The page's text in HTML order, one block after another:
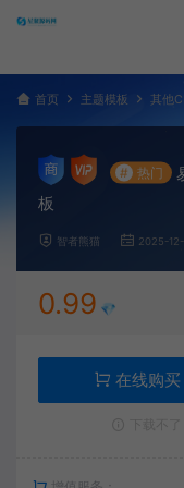
首页 主题模板 其他
# 热门
板
智者熊猫 2025-
0.99 💎
在线购买